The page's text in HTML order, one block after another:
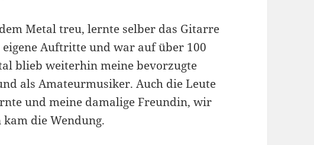
Metal treu, lernte selber das Gitarre
Auftritte und war auf über 100
blieb weiterhin meine bevorzugte
als Amateurmusiker. Auch die Leute
und meine damalige Freundin, wir
die Wendung.